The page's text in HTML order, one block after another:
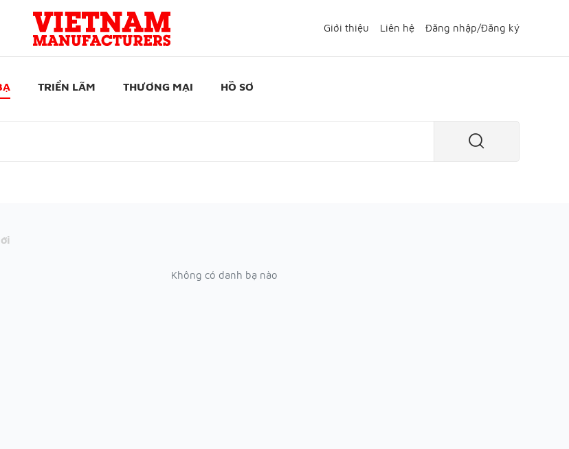
Giới thiệu Liên hệ Đăng nhập/Đăng ký
TRIỂN LÃM THƯƠNG MẠI HỒ SƠ
Không có danh bạ nào